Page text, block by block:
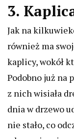
3.
Jak na
również ma
kaplicy, wokół
Podobno już na
z nich wisiała
dnia w drzewo
nie stało, co